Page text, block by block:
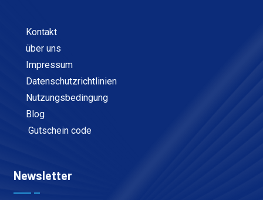
Kontakt
über uns
Impressum
Datenschutzrichtlinien
Nutzungsbedingung
Blog
Gutschein code
Newsletter